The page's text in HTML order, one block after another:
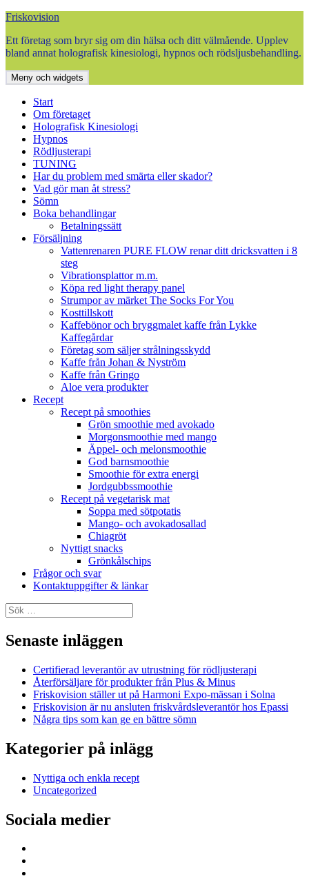
Hoppa
innehåll
Friskovision
Ett företag som bryr sig om din hälsa och ditt välmående. Upplev
bland annat holografisk kinesiologi, hypnos och rödsljusbehandling.
Meny och widgets
Start
Om företaget
Holografisk Kinesiologi
Hypnos
Rödljusterapi
TUNING
Har du problem med smärta eller skador?
Vad gör man åt stress?
Sömn
Boka behandlingar
Betalningssätt
Försäljning
Vattenrenaren PURE FLOW renar ditt dricksvatten i 8
steg
Vibrationsplattor m.m.
Köpa red light therapy panel
Strumpor av märket The Socks For You
Kosttillskott
Kaffebönor och bryggmalet kaffe från Lykke
Kaffegårdar
Företag som säljer strålningsskydd
Kaffe från Johan & Nyström
Kaffe från Gringo
Aloe vera produkter
Recept
Recept på smoothies
Grön smoothie med avokado
Morgonsmoothie med mango
Äppel- och melonsmoothie
God barnsmoothie
Smoothie för extra energi
Jordgubbssmoothie
Recept på vegetarisk mat
Soppa med sötpotatis
Mango- och avokadosallad
Chiagröt
Nyttigt snacks
Grönkålschips
Frågor och svar
Kontaktuppgifter & länkar
Sök
efter:
Senaste inläggen
Certifierad leverantör av utrustning för rödljusterapi
Återförsäljare för produkter från Plus & Minus
Friskovision ställer ut på Harmoni Expo-mässan i Solna
Friskovision är nu ansluten friskvårdsleverantör hos Epassi
Några tips som kan ge en bättre sömn
Kategorier på inlägg
Nyttiga och enkla recept
Uncategorized
Sociala medier